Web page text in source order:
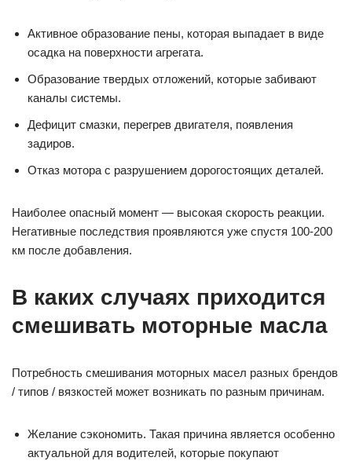
Активное образование пены, которая выпадает в виде
осадка на поверхности агрегата.
Образование твердых отложений, которые забивают
каналы системы.
Дефицит смазки, перегрев двигателя, появления
задиров.
Отказ мотора с разрушением дорогостоящих деталей.
Наиболее опасный момент — высокая скорость реакции.
Негативные последствия проявляются уже спустя 100-200
км после добавления.
В каких случаях приходится
смешивать моторные масла
Потребность смешивания моторных масел разных брендов
/ типов / вязкостей может возникать по разным причинам.
Желание сэкономить. Такая причина является особенно
актуальной для водителей, которые покупают